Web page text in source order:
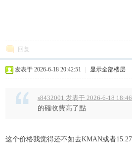
回复
发表于 2026-6-18 20:42:51 显示全部楼层
s8432001 发表于 2026-6-18 18:46
的確收費高了點
这个价格我觉得还不如去KMAN或者